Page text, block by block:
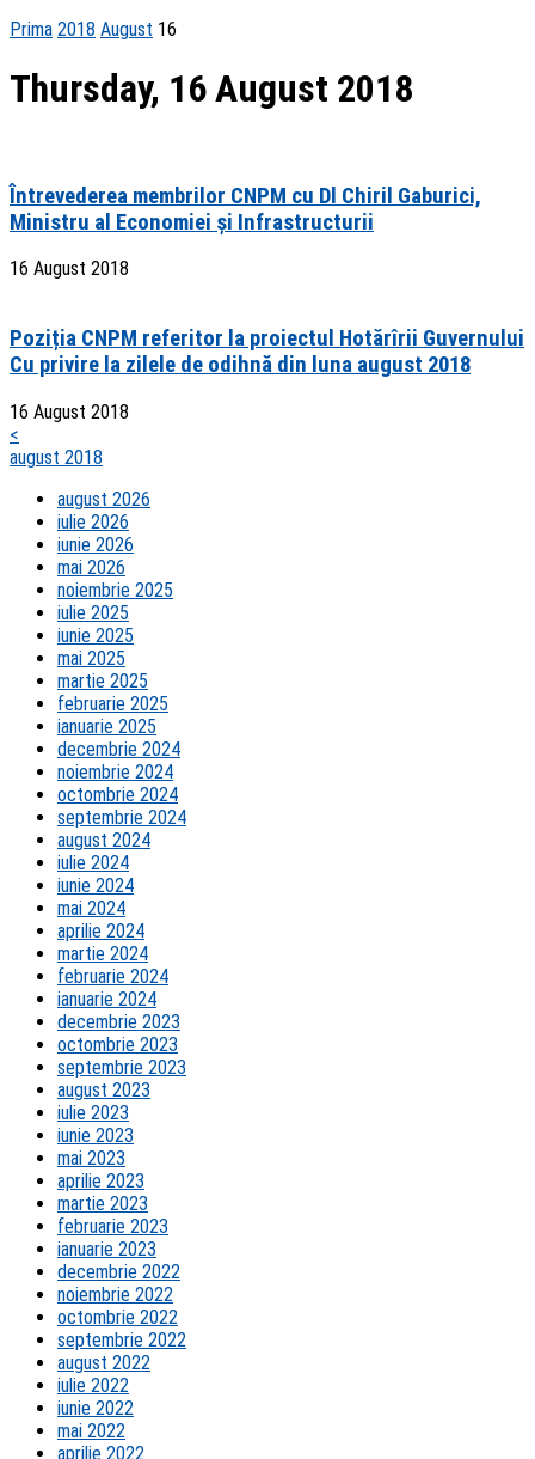
Prima 2018 August 16
Thursday, 16 August 2018
Întrevederea membrilor CNPM cu Dl Chiril Gaburici,
Ministru al Economiei și Infrastructurii
16 August 2018
Poziția CNPM referitor la proiectul Hotărîrii Guvernului
Cu privire la zilele de odihnă din luna august 2018
16 August 2018
<
august 2018
august 2026
iulie 2026
iunie 2026
mai 2026
noiembrie 2025
iulie 2025
iunie 2025
mai 2025
martie 2025
februarie 2025
ianuarie 2025
decembrie 2024
noiembrie 2024
octombrie 2024
septembrie 2024
august 2024
iulie 2024
iunie 2024
mai 2024
aprilie 2024
martie 2024
februarie 2024
ianuarie 2024
decembrie 2023
octombrie 2023
septembrie 2023
august 2023
iulie 2023
iunie 2023
mai 2023
aprilie 2023
martie 2023
februarie 2023
ianuarie 2023
decembrie 2022
noiembrie 2022
octombrie 2022
septembrie 2022
august 2022
iulie 2022
iunie 2022
mai 2022
aprilie 2022